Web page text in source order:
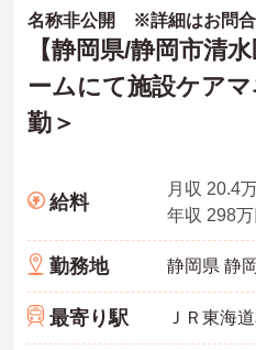
名称非公開 ※詳細はお問合
【静岡県/静岡市清
ームにて施設ケア
勤＞
給料
勤務地 静岡県 静
最寄り駅